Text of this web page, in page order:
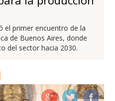
el primer encuentro de la
de Buenos Aires, donde
del sector hacia 2030.